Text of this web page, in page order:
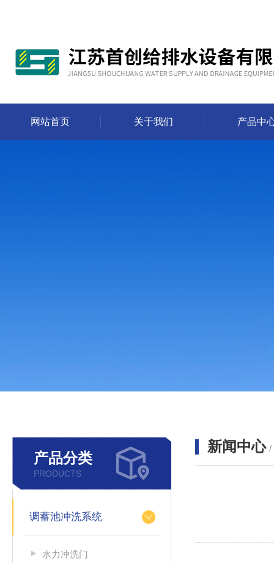
网站首页 关于我们 产品中
产品分类
PRODUCTS
调蓄池冲洗系统
水力冲洗门
新闻中心 /